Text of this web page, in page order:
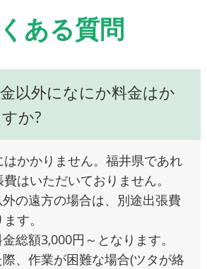
ある質問
以外になにか料金はか
か?
はかかりません。福井県であれ
はいただいておりません。
の遠方の場合は、別途出張費
す。
総額3,000円～となります。
、作業が困難な場合(ツタが絡